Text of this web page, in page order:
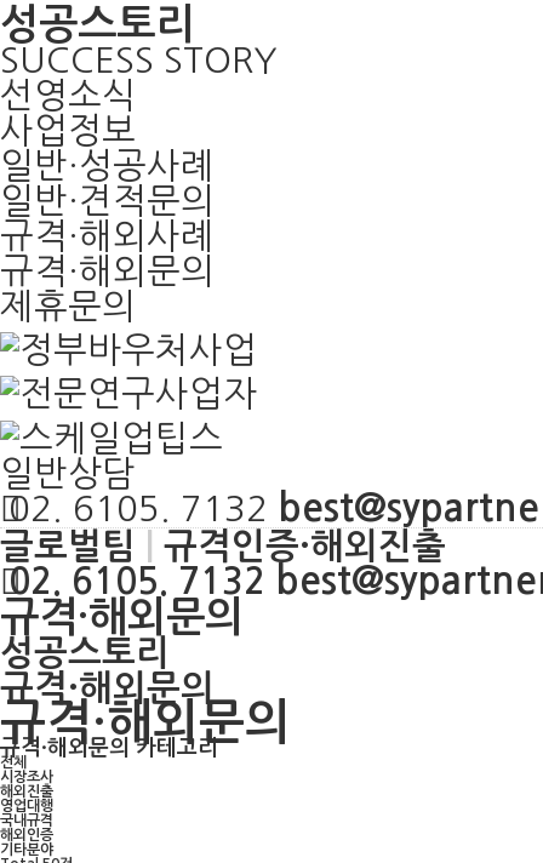
성공스토리
SUCCESS STORY
선영소식
사업정보
일반·성공사례
일반·견적문의
규격·해외사례
규격·해외문의
제휴문의
일반상담
02. 6105. 7132
글로벌팀
규격인증·해외진출
02. 6105. 7132
규격·해외문의
성공스토리
규격·해외문의
규격·해외문의
규격·해외문의 카테고리
전체
시장조사
해외진출
영업대행
국내규격
해외인증
기타분야